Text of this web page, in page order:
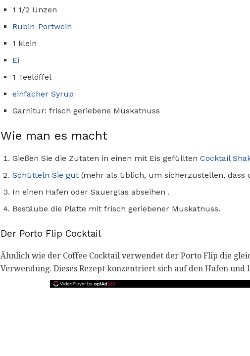
1 1/2 Unzen
Rubin-Portwein
1 klein
Ei
1 Teelöffel
einfacher Syrup
Garnitur: frisch geriebene Muskatnuss
Wie man es macht
Gießen Sie die Zutaten in einen mit Eis gefüllten Cocktail
Schütteln Sie gut (mehr als üblich, um sicherzustellen, dass
In einen Hafen oder Sauerglas abseihen .
Bestäube die Platte mit frisch geriebener Muskatnuss.
Der Porto Flip Cocktail
Ähnlich wie der Coffee Cocktail verwendet der Porto Flip die
Verwendung. Dieses Rezept konzentriert sich auf den Hafen und